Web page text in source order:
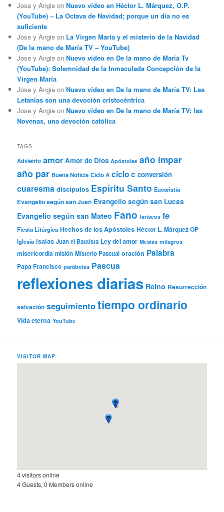
Jose y Angie onNuevo vídeo en Héctor L. Márquez, O.P.
(YouTube) – La Octava de Navidad; porque un día no es
suficiente
Jose y Angie on La Virgen María y el misterio de la Navidad
(De la mano de María TV – YouTube)
Jose y Angie onNuevo vídeo en De la mano de María Tv
(YouTube): Solemnidad de la Inmaculada Concepción de la
Virgen María
Jose y Angie onNuevo vídeo en De la mano de María TV: Las
Letanías son una devoción cristocéntrica
Jose y Angie onNuevo vídeo en De la mano de María TV: las
Novenas, una devoción católica
TAGS
Adviento amor Amor de Dios Apóstoles año impar
año par Buena Noticia Ciclo A ciclo c conversión
cuaresma discípulos Espíritu Santo Eucaristía
Evangelio según san Juan Evangelio según san Lucas
Evangelio según san Mateo Fano fariseos fe
Fiesta Litúrgica Hechos de los Apóstoles Héctor L. Márquez OP
Iglesia Isaías Juan el Bautista Ley del amor Mesías milagros
misericordia misión Misterio Pascual oración Palabra
Papa Francisco parábolas Pascua
reflexiones diarias Reino Resurrección
salvación seguimientotiempo ordinario
Vida eterna YouTube
VISITOR MAP
4 visitors online
4 Guests, 0 Members online